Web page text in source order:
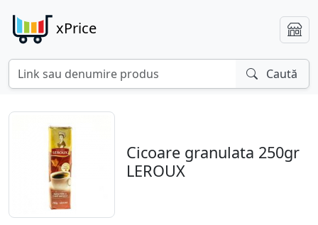
xPrice
Caută
Cicoare granulata 250gr
LEROUX